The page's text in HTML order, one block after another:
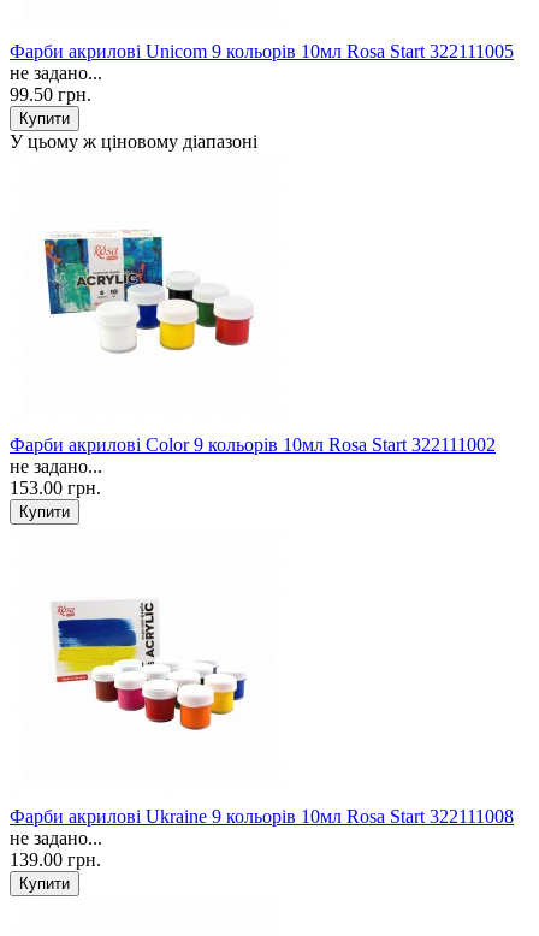
Фарби акрилові Unicom 9 кольорів 10мл Rosa Start 322111005
не задано...
99.50 грн.
У цьому ж ціновому діапазоні
Фарби акрилові Color 9 кольорів 10мл Rosa Start 322111002
не задано...
153.00 грн.
Фарби акрилові Ukraine 9 кольорів 10мл Rosa Start 322111008
не задано...
139.00 грн.